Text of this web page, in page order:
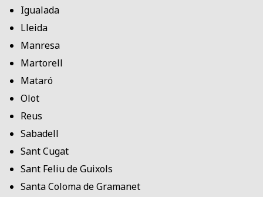
Igualada
Lleida
Manresa
Martorell
Mataró
Olot
Reus
Sabadell
Sant Cugat
Sant Feliu de Guixols
Santa Coloma de Gramanet